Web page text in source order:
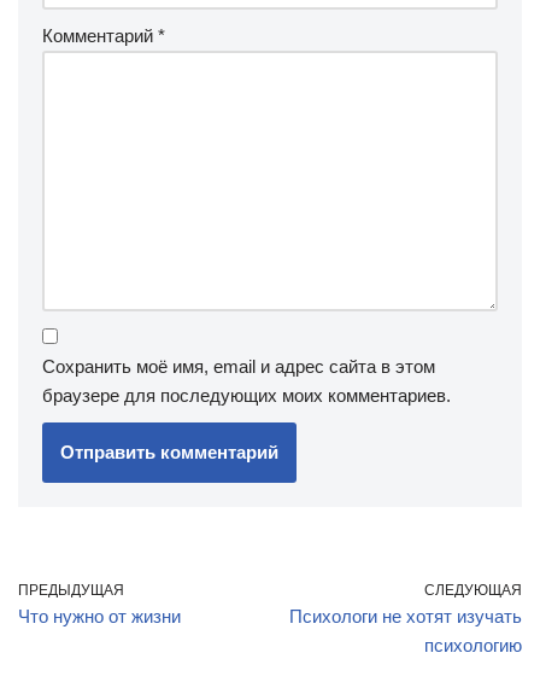
Комментарий *
Сохранить моё имя, email и адрес сайта в этом
браузере для последующих моих комментариев.
ПРЕДЫДУЩАЯ
Что нужно от жизни
СЛЕДУЮЩАЯ
Психологи не хотят изучать
психологию